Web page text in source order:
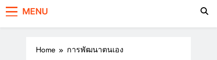
MENU
Home การพัฒนาตนเอง